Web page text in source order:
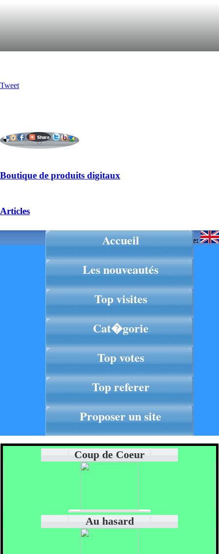
Tweet
Boutique de produits digitaux
Articles
Langue:
Accueil
Les nouveautés
Top visites
Cat�gorie
Top votes
Top referer
Proposer un site
Coup de Coeur
Au hasard